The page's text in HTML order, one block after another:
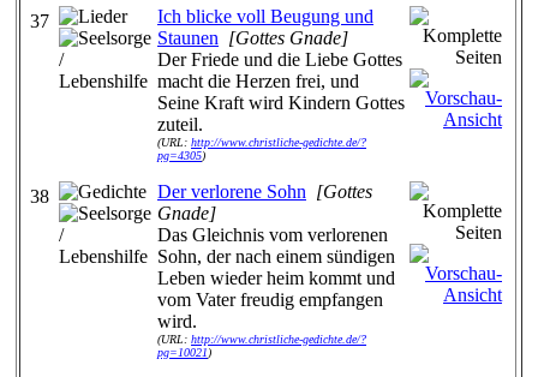
37
Ich blicke voll Beugung und
Staunen [Gottes Gnade]
Der Friede und die Liebe Gottes
macht die Herzen frei, und
Seine Kraft wird Kindern Gottes
zuteil.
(URL: http://www.christliche-gedichte.de/?
pg=4305)
38 Der verlorene Sohn [Gottes
Gnade]
Das Gleichnis vom verlorenen
Sohn, der nach einem sündigen
Leben wieder heim kommt und
vom Vater freudig empfangen
wird.
(URL: http://www.christliche-gedichte.de/?
pg=10021)